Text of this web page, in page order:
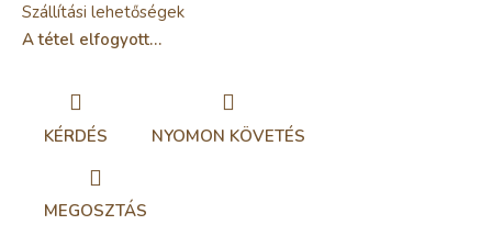
Szállítási lehetőségek
A tétel elfogyott…
KÉRDÉS NYOMON KÖVETÉS
MEGOSZTÁS